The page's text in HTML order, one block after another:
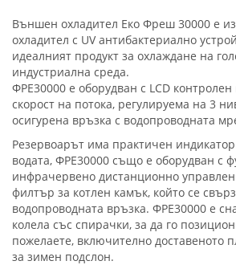
Външен охладител Еко Фреш 30000 е
охладител с UV антибактериално
идеалният продукт за охлаждане на
индустриална среда.
ФРЕ30000 е оборудван с LCD контролен
скорост на потока, регулируема на 3
осигурена връзка с водопроводната
Резервоарът има практичен
водата, ФРЕ30000 също е оборудван с
инфрачервено дистанционно
филтър за котлен камък, който се
водопроводната връзка. ФРЕ30000 е
колела със спирачки, за да го
пожелаете, включително доставеното
за зимен подслон.
със
снимки